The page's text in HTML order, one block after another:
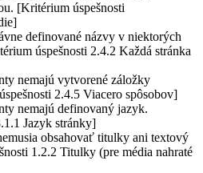
[Kritérium úspešnosti
definované názvy v niektorých
úspešnosti 2.4.2 Každá stránka
nemajú vytvorené záložky
2.4.5 Viacero spôsobov]
nemajú definovaný jazyk.
Jazyk stránky]
obsahovať titulky ani textový
1.2.2 Titulky (pre média nahraté